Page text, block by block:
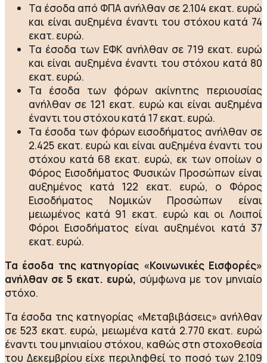
Τα έσοδα από ΦΠΑ ανήλθαν σε 2.104 εκατ. ευρώ
και είναι αυξημένα έναντι του στόχου κατά 74
εκατ. ευρώ.
Τα έσοδα των ΕΦΚ ανήλθαν σε 719 εκατ. ευρώ
και είναι αυξημένα έναντι του στόχου κατά 80
εκατ. ευρώ.
Τα έσοδα των φόρων ακίνητης περιουσίας
ανήλθαν σε 121 εκατ. ευρώ και είναι αυξημένα
έναντι του στόχου κατά 17 εκατ. ευρώ.
Τα έσοδα των φόρων εισοδήματος ανήλθαν σε
2.425 εκατ. ευρώ και είναι αυξημένα έναντι του
στόχου κατά 68 εκατ. ευρώ, εκ των οποίων ο
Φόρος Εισοδήματος Φυσικών Προσώπων είναι
αυξημένος κατά 122 εκατ. ευρώ, ο Φόρος
Εισοδήματος Νομικών Προσώπων είναι
μειωμένος κατά 91 εκατ. ευρώ και οι Λοιποί
Φόροι Εισοδήματος είναι αυξημένοι κατά 37
εκατ. ευρώ.
Τα έσοδα της κατηγορίας «Κοινωνικές Εισφορές»
ανήλθαν σε 5 εκατ. ευρώ, σύμφωνα με τον μηνιαίο
στόχο.
Τα έσοδα της κατηγορίας «Μεταβιβάσεις» ανήλθαν
σε 523 εκατ. ευρώ, μειωμένα κατά 2.770 εκατ. ευρώ
έναντι του μηνιαίου στόχου, καθώς στη στοχοθεσία
του Δεκεμβρίου είχε περιληφθεί το ποσό των 2.109